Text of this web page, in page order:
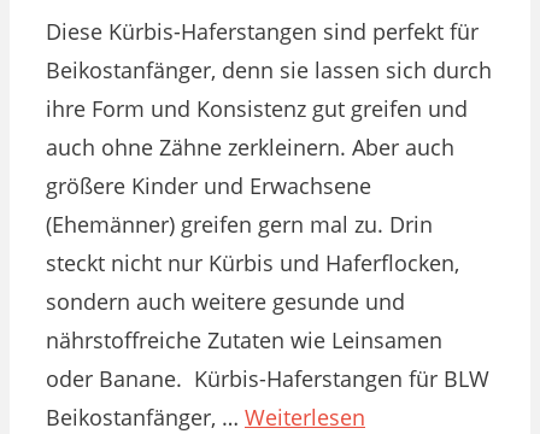
Diese Kürbis-Haferstangen sind perfekt für
Beikostanfänger, denn sie lassen sich durch
ihre Form und Konsistenz gut greifen und
auch ohne Zähne zerkleinern. Aber auch
größere Kinder und Erwachsene
(Ehemänner) greifen gern mal zu. Drin
steckt nicht nur Kürbis und Haferflocken,
sondern auch weitere gesunde und
nährstoffreiche Zutaten wie Leinsamen
oder Banane. Kürbis-Haferstangen für BLW
Beikostanfänger, … Weiterlesen